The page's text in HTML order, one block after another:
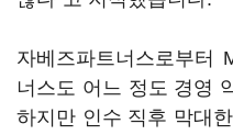
자베즈파트너스로부터
너스도 어느 정도 경영
하지만 인수 직후 막대